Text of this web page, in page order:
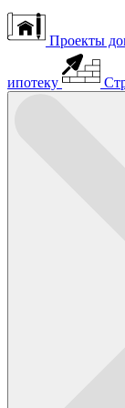
Проекты
ипотеку